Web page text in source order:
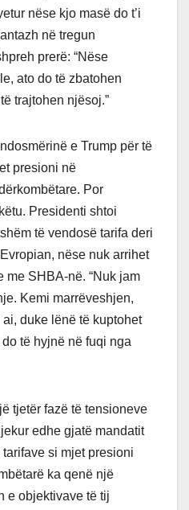
nëse kjo masë do t’i
në tregun
prerë: “Nëse
ato do të zbatohen
trajtohen njësoj.”
e Trump për të
presioni në
Por
Presidenti shtoi
të vendosë tarifa deri
nëse nuk arrihet
me SHBA-në. “Nuk jam
Kemi marrëveshjen,
duke lënë të kuptohet
të hyjnë në fuqi nga
tjetër fazë të tensioneve
edhe gjatë mandatit
si mjet presioni
ka qenë një
e objektivave të tij